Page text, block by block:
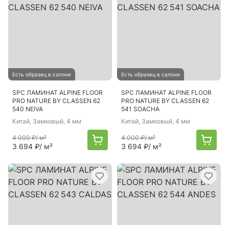
Есть образец в салоне
SPC ЛАМИНАТ ALPINE FLOOR
PRO NATURE BY CLASSEN 62
540 NEIVA
Китай, Замковый, 4 мм
4 000 ₽/ м²
3 694 ₽/ м²
Есть образец в салоне
SPC ЛАМИНАТ ALPINE FLOOR
PRO NATURE BY CLASSEN 62
541 SOACHA
Китай, Замковый, 4 мм
4 000 ₽/ м²
3 694 ₽/ м²